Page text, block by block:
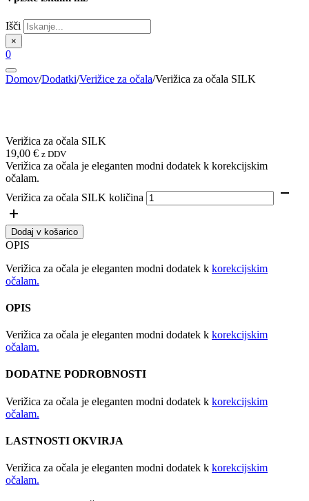
Išči
×
0
Domov/Dodatki/Verižice za očala/Verižica za očala SILK
Verižica za očala SILK
19,00 € z DDV
Verižica za očala je eleganten modni dodatek k korekcijskim
očalam.
Verižica za očala SILK količina
Dodaj v košarico
OPIS
Verižica za očala je eleganten modni dodatek k korekcijskim
očalam.
OPIS
Verižica za očala je eleganten modni dodatek k korekcijskim
očalam.
DODATNE PODROBNOSTI
Verižica za očala je eleganten modni dodatek k korekcijskim
očalam.
LASTNOSTI OKVIRJA
Verižica za očala je eleganten modni dodatek k korekcijskim
očalam.